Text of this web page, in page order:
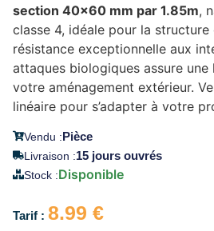
section 40×60 mm par 1.85m,
classe 4, idéale pour la structure
résistance exceptionnelle aux
attaques biologiques assure
votre aménagement extérieur.
linéaire pour s’adapter à votre
Vendu :Pièce
Livraison :15 jours ouvrés
Stock :Disponible
8.99 €